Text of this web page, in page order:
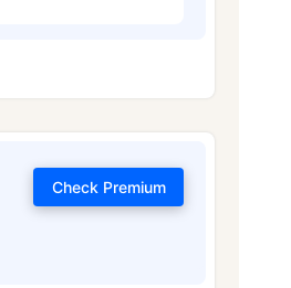
Check Premium